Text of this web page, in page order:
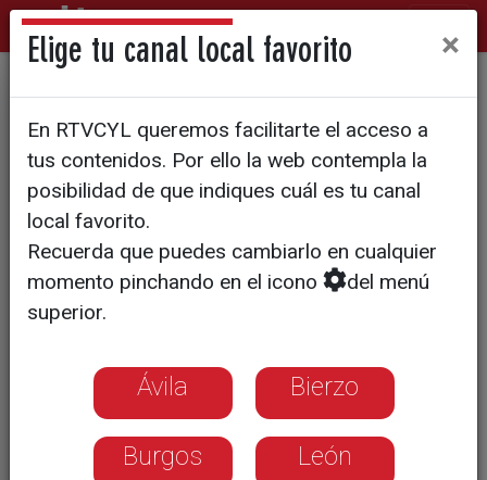
Premios con sabor navideño
Elige tu canal local favorito ×
En RTVCYL queremos facilitarte el acceso a
tus contenidos. Por ello la web contempla la
posibilidad de que indiques cuál es tu canal
local favorito.
Recuerda que puedes cambiarlo en cualquier
momento pinchando en el icono
del menú
superior.
Ávila Bierzo
Burgos León